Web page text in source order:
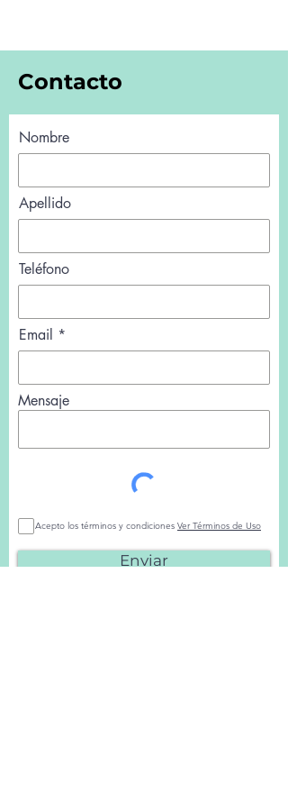
Contacto
Nombre
Apellido
Teléfono
Email
Mensaje
Acepto los términos y condiciones Ver Términos de Uso
Enviar